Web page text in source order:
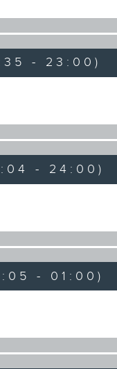
- 23:00)
- 24:00)
- 01:00)